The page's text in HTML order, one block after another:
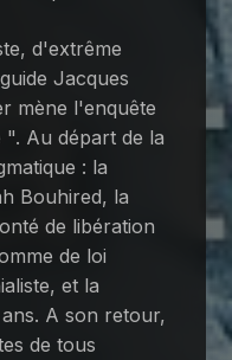
d'extrême
Jacques
mène l'enquête
Au départ de la
: la
Bouhired, la
de libération
de loi
et la
A son retour,
de tous